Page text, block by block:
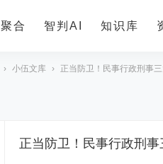
聚合 智判AI 知识库
› 小伍文库 › 正当防卫！民事行政刑事
正当防卫！民事行政刑